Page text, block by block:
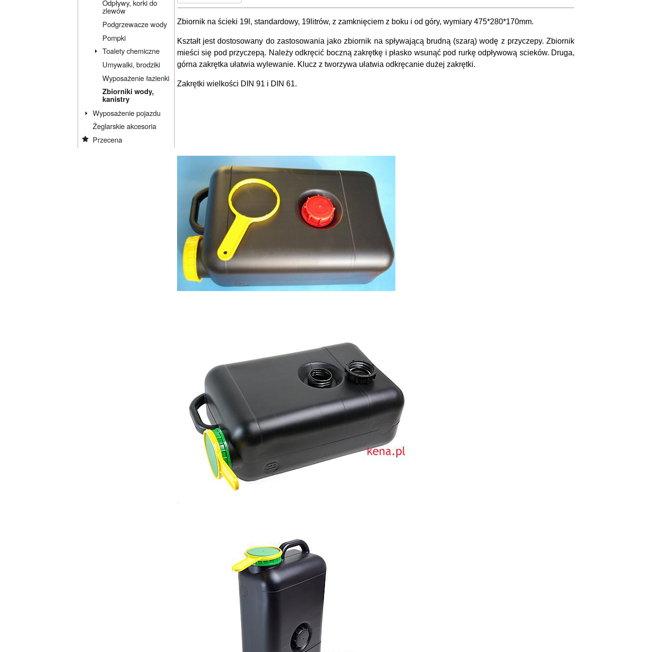
Odpływy, korki do
zlewów
Podgrzewacze wody
Pompki
Toalety chemiczne
Umywalki, brodziki
Wyposażenie łazienki
Zbiorniki wody,
kanistry
Wyposażenie pojazdu
Żeglarskie akcesoria
Przecena
Zbiornik na ścieki 19l, standardowy, 19litrów, z zamknięciem z boku i od góry, wymiary 475*280*170mm.
Kształt jest dostosowany do zastosowania jako zbiornik na spływającą brudną (szarą) wodę z przyczepy. Zbiornik
mieści się pod przyczepą. Należy odkręcić boczną zakrętkę i płasko wsunąć pod rurkę odpływową scieków. Druga,
górna zakrętka ułatwia wylewanie. Klucz z tworzywa ułatwia odkręcanie dużej zakrętki.
Zakrętki wielkości DIN 91 i DIN 61.